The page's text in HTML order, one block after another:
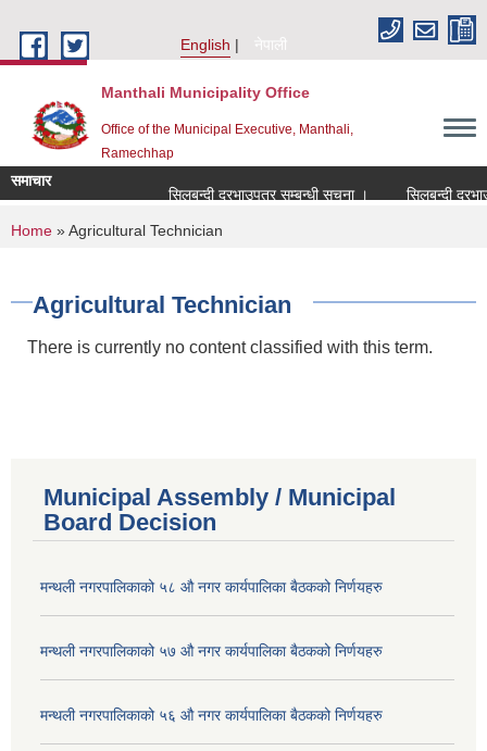
English
नेपाली
Manthali Municipality Office
Office of the Municipal Executive, Manthali,
Ramechhap
समाचार
सिलबन्दी दरभाउपत्र सम्बन्धी सूचना ।
सिलबन्दी
You are here
Home » Agricultural Technician
Agricultural Technician
There is currently no content classified with this term.
Municipal Assembly / Municipal
Board Decision
मन्थली नगरपालिकाको ५८ औ नगर कार्यपालिका बैठकको निर्णयहरु
मन्थली नगरपालिकाको ५७ औ नगर कार्यपालिका बैठकको निर्णयहरु
मन्थली नगरपालिकाको ५६ औ नगर कार्यपालिका बैठकको निर्णयहरु